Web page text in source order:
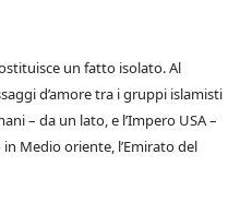
un fatto isolato. Al
d’amore tra i gruppi islamisti
– da un lato, e l’Impero USA –
Medio oriente, l’Emirato del